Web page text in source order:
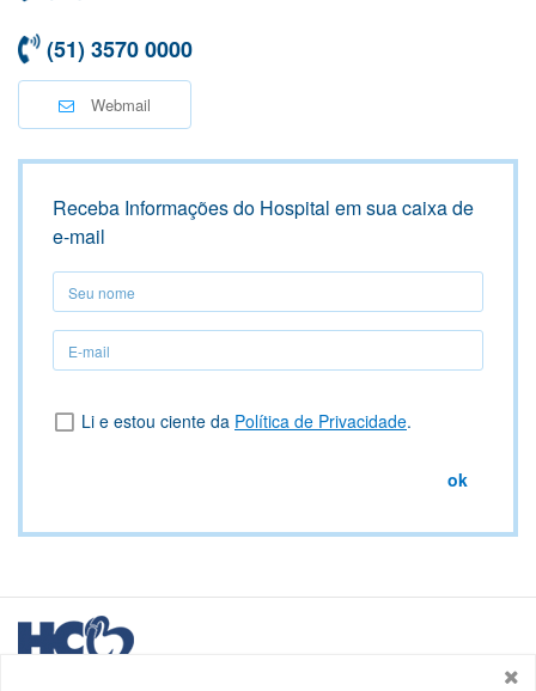
(51) 3570 0000
Webmail
Receba Informações do Hospital em sua caixa de
e-mail
Seu
nome
Seu
nome
Li e estou ciente da Política de Privacidade.
ok
Logo
HCB